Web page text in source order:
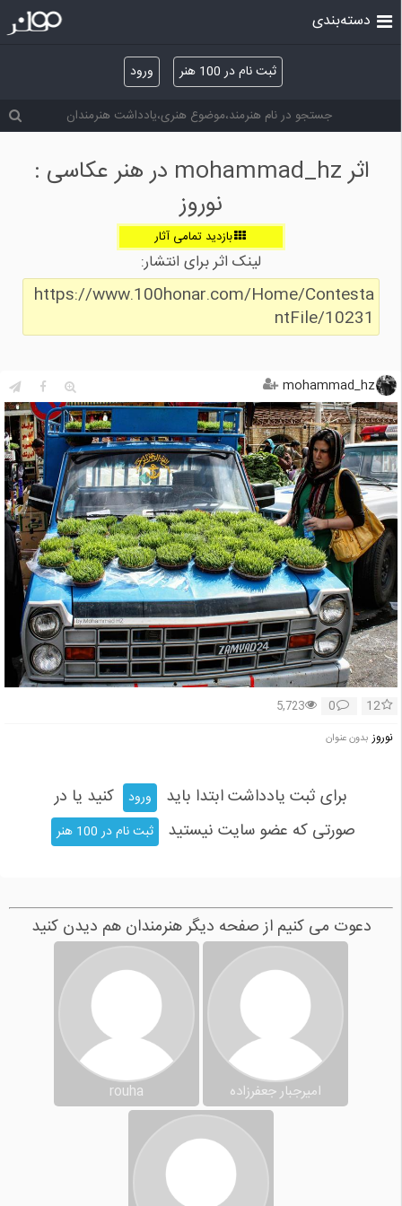
ثبت نام در 100 هنر ورود
دسته‌بندی
اثر mohammad_hz در هنر عکاسی :
نوروز
بازدید تمامی آثار
لینک اثر برای انتشار:
https://www.100honar.com/Home/Contesta
ntFile/10231
mohammad_hz
12
0
5,723
نوروز بدون عنوان
برای ثبت یادداشت ابتدا باید ورود
کنید یا در
صورتی که عضو سایت نیستید
ثبت نام در 100 هنر
دعوت می کنیم از صفحه دیگر هنرمندان هم دیدن کنید
امیرجبار جعفرزاده rouha